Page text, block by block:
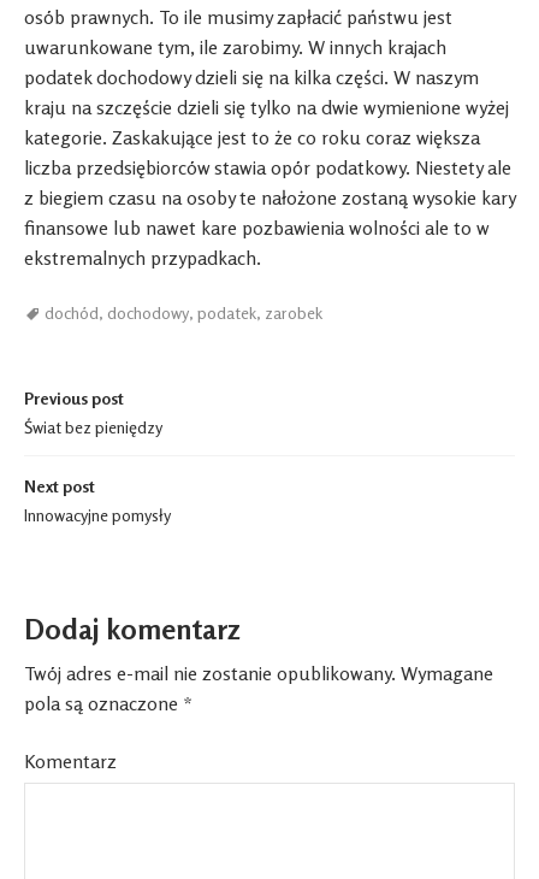
osób prawnych. To ile musimy zapłacić państwu jest
uwarunkowane tym, ile zarobimy. W innych krajach
podatek dochodowy dzieli się na kilka części. W naszym
kraju na szczęście dzieli się tylko na dwie wymienione wyżej
kategorie. Zaskakujące jest to że co roku coraz większa
liczba przedsiębiorców stawia opór podatkowy. Niestety ale
z biegiem czasu na osoby te nałożone zostaną wysokie kary
finansowe lub nawet kare pozbawienia wolności ale to w
ekstremalnych przypadkach.
dochód, dochodowy, podatek, zarobek
Post navigation
Previous post
Świat bez pieniędzy
Next post
Innowacyjne pomysły
Dodaj komentarz
Twój adres e-mail nie zostanie opublikowany. Wymagane
pola są oznaczone *
Komentarz